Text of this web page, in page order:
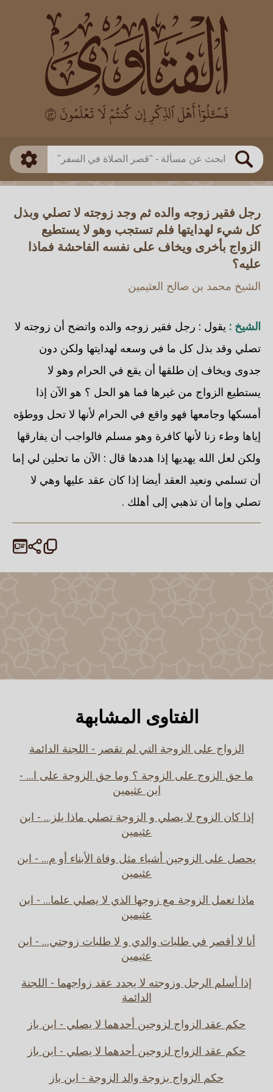
بحث
العالم
بن باز
بن العثيمين
اللجنة الدائمة
طريقة البحث
ذكي
رجل فقير زوجه والده ثم وجد زوجته لا تصلي وبذل
كل شيء لهدايتها فلم تستجب وهو لا يستطيع
الزواج بأخرى ويخاف على نفسه الفاحشة فماذا
عليه؟
الشيخ محمد بن صالح العثيمين
الشيخ : يقول : رجل فقير زوجه والده واتضح أن زوجته لا
تصلي وقد بذل كل ما في وسعه لهدايتها ولكن دون
جدوى ويخاف إن طلقها أن يقع في الحرام وهو لا
يستطيع الزواج من غيرها فما هو الحل ؟ هو الآن إذا
أمسكها وجامعها فهو واقع في الحرام لأنها لا تحل ووطؤه
إياها وطء زنا لأنها كافرة وهو مسلم فالواجب أن يفارقها
ولكن لعل الله يهديها إذا هددها قال : الآن ما تحلين لي إما
أن تسلمي ونعيد العقد أيضا إذا كان عقد عليها وهي لا
تصلي وإما أن تذهبي إلى أهلك .
الفتاوى المشابهة
الزواج على الزوجة التي لم تقصر - اللجنة الدائمة
ما حق الزوج على الزوجة ؟ وما حق الزوجة على ا... -
ابن عثيمين
إذا كان الزوج لا يصلي و الزوجة تصلي ماذا يلز... - ابن
عثيمين
يحصل على الزوجين أشياء مثل وفاة الأبناء أو م... - ابن
عثيمين
ماذا تعمل الزوجة مع زوجها الذي لا يصلي علما... - ابن
عثيمين
أنا لا أقصر في طلبات والدي و لا طلبات زوجتي... - ابن
عثيمين
إذا أسلم الرجل وزوجته لا يجدد عقد زواجهما - اللجنة
الدائمة
حكم عقد الزواج لزوجين أحدهما لا يصلي - ابن باز
حكم عقد الزواج لزوجين أحدهما لا يصلي - ابن باز
حكم الزواج بزوجة والد الزوجة - ابن باز